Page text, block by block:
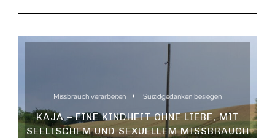
Missbrauch verarbeiten Suizidgedanken besiegen
KAJA – EINE KINDHEIT OHNE LIEBE, MIT
SEELISCHEM UND SEXUELLEM MISSBRAUCH